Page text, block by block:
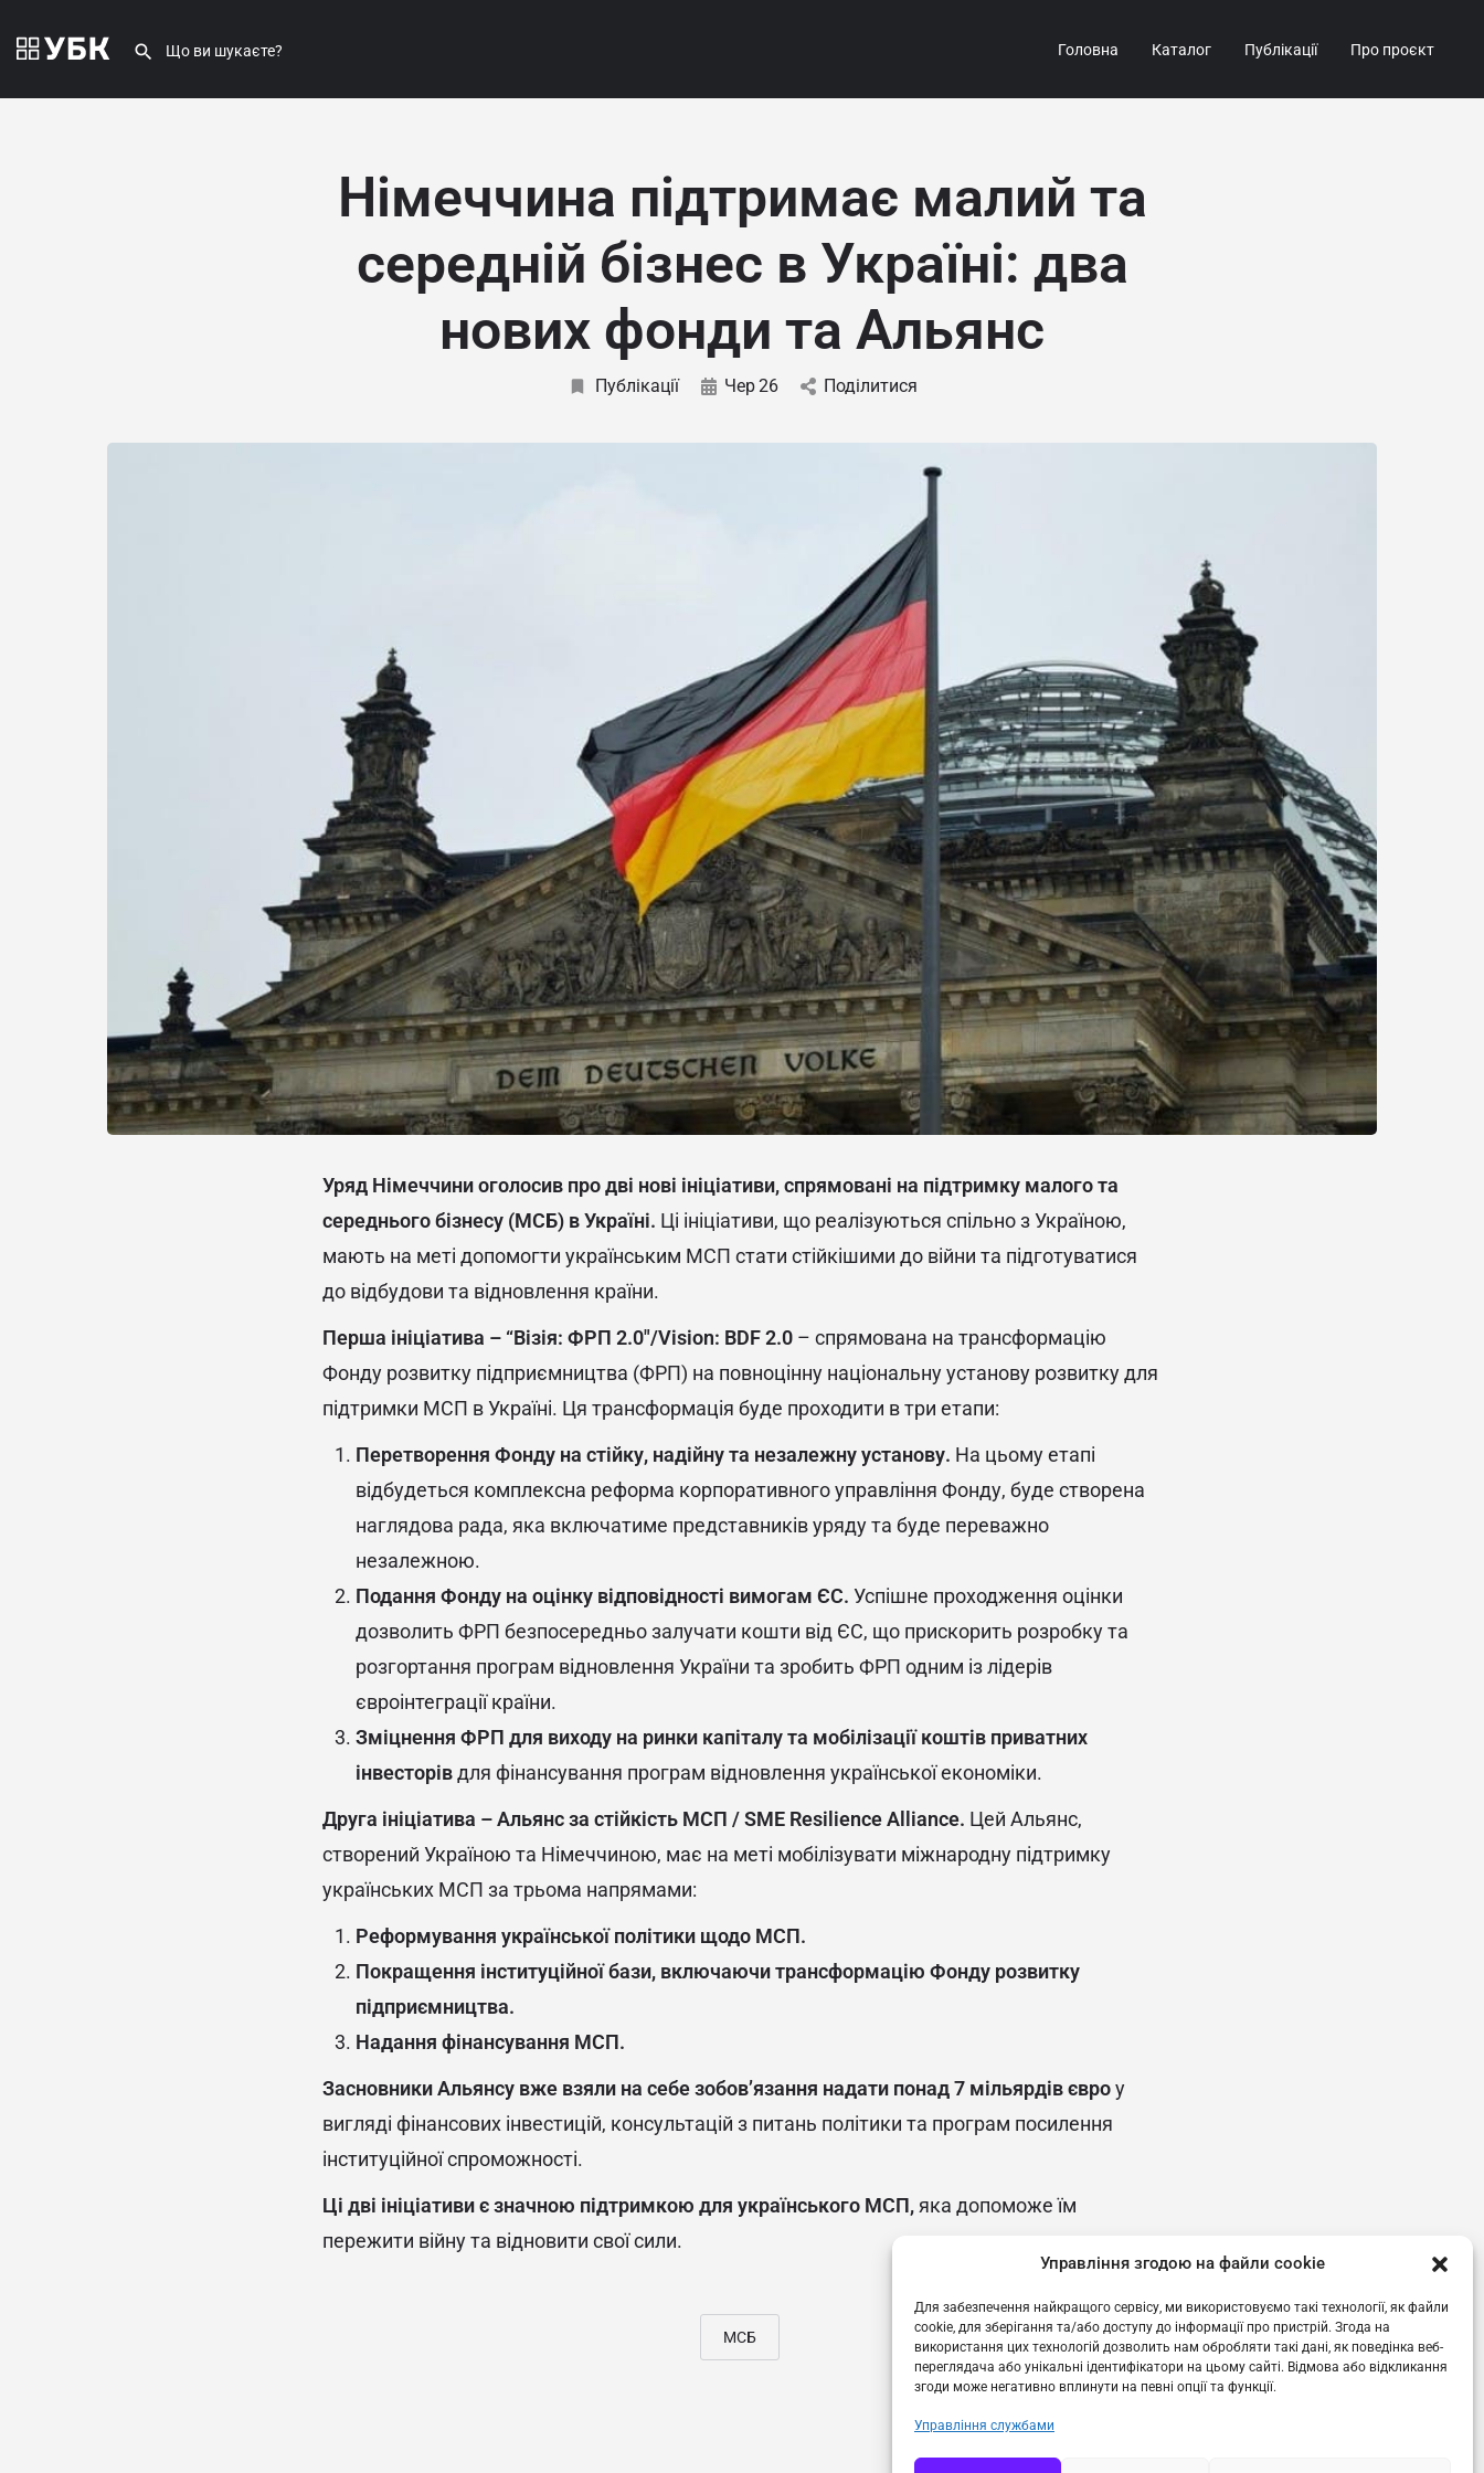
Управління згодою на файли cookie
Для забезпечення найкращого сервісу, ми використовуємо такі технології, як файли
cookie, для зберігання та/або доступу до інформації про пристрій. Згода на
використання цих технологій дозволить нам обробляти такі дані, як поведінка веб-
переглядача або унікальні ідентифікатори на цьому сайті. Відмова або відкликання
згоди може негативно вплинути на певні опції та функції.
Управління службами
Головна Каталог Публікації Про проєкт
Німеччина підтримає малий та
середній бізнес в Україні: два
нових фонди та Альянс
Публікації Чер26 Поділитися
Уряд Німеччини оголосив про дві нові ініціативи, спрямовані на підтримку малого та
середнього бізнесу (МСБ) в Україні. Ці ініціативи, що реалізуються спільно з Україною,
мають на меті допомогти українським МСП стати стійкішими до війни та підготуватися
до відбудови та відновлення країни.
Перша ініціатива – “Візія: ФРП 2.0″/Vision: BDF 2.0 – спрямована на трансформацію
Фонду розвитку підприємництва (ФРП) на повноцінну національну установу розвитку для
підтримки МСП в Україні. Ця трансформація буде проходити в три етапи:
Перетворення Фонду на стійку, надійну та незалежну установу. На цьому етапі
відбудеться комплексна реформа корпоративного управління Фонду, буде створена
наглядова рада, яка включатиме представників уряду та буде переважно
незалежною.
Подання Фонду на оцінку відповідності вимогам ЄС. Успішне проходження оцінки
дозволить ФРП безпосередньо залучати кошти від ЄС, що прискорить розробку та
розгортання програм відновлення України та зробить ФРП одним із лідерів
євроінтеграції країни.
Зміцнення ФРП для виходу на ринки капіталу та мобілізації коштів приватних
інвесторівдля фінансування програм відновлення української економіки.
Друга ініціатива – Альянс за стійкість МСП / SME Resilience Alliance. Цей Альянс,
створений Україною та Німеччиною, має на меті мобілізувати міжнародну підтримку
українських МСП за трьома напрямами:
Реформування української політики щодо МСП.
Покращення інституційної бази, включаючи трансформацію Фонду розвитку
підприємництва.
Надання фінансування МСП.
Засновники Альянсу вже взяли на себе зобов’язання надати понад 7 мільярдів євроу
вигляді фінансових інвестицій, консультацій з питань політики та програм посилення
інституційної спроможності.
Ці дві ініціативи є значною підтримкою для українського МСП, яка допоможе їм
пережити війну та відновити свої сили.
МСБ